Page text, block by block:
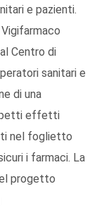
e pazienti.
Centro di
sanitari e
di una
effetti
nel foglietto
i farmaci. La
progetto